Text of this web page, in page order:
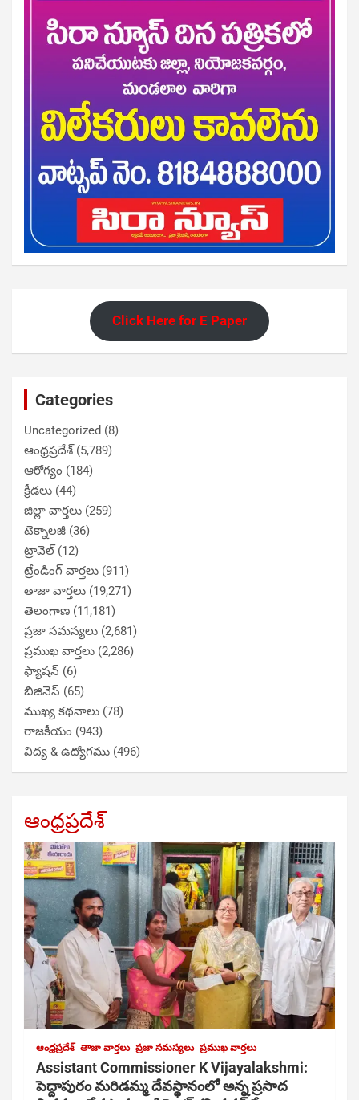
Click Here for E Paper
Categories
Uncategorized (8)
ఆంధ్రప్రదేశ్(5,789)
ఆరోగ్యం (184)
క్రీడలు (44)
జిల్లా వార్తలు (259)
టెక్నాలజీ (36)
ట్రావెల్(12)
ట్రేండింగ్ వార్తలు (911)
తాజా వార్తలు (19,271)
తెలంగాణ (11,181)
ప్రజా సమస్యలు (2,681)
ప్రముఖ వార్తలు (2,286)
ఫ్యాషన్ (6)
బిజినెస్ (65)
ముఖ్య కథనాలు (78)
రాజకీయం (943)
విద్య & ఉద్యోగము (496)
ఆంధ్రప్రదేశ్
ఆంధ్రప్రదేశ్ తాజా వార్తలు ప్రజా సమస్యలు ప్రముఖ వార్తలు
Assistant Commissioner K Vijayalakshmi:
పెద్దాపురం మరిడమ్మ దేవస్థానంలో అన్న ప్రసాద